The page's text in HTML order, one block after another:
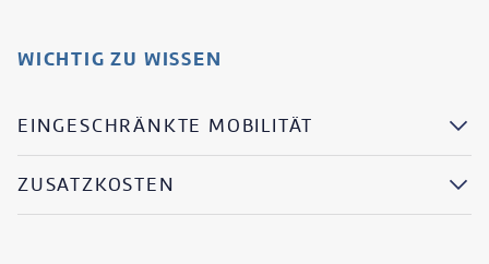
WICHTIG ZU WISSEN
EINGESCHRÄNKTE MOBILITÄT
ZUSATZKOSTEN